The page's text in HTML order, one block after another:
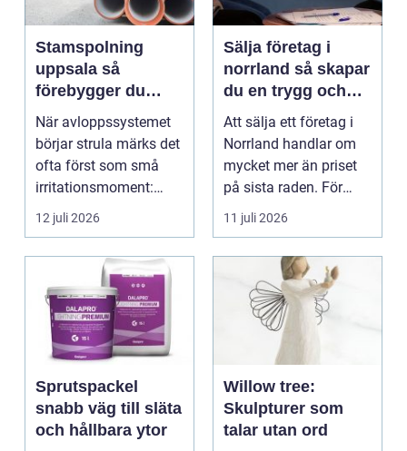
Stamspolning
uppsala så
förebygger du
stopp och
vattenskador i
fastigheten
När avloppssystemet
börjar strula märks det
ofta först som små
irritationsmoment:
långsam avrinning ...
12 juli 2026
Sälja företag i
norrland så skapar
du en trygg och
lönsam affär
Att sälja ett företag i
Norrland handlar om
mycket mer än priset
på sista raden. För
många entrepren...
11 juli 2026
Sprutspackel
snabb väg till släta
och hållbara ytor
Willow tree:
Skulpturer som
talar utan ord